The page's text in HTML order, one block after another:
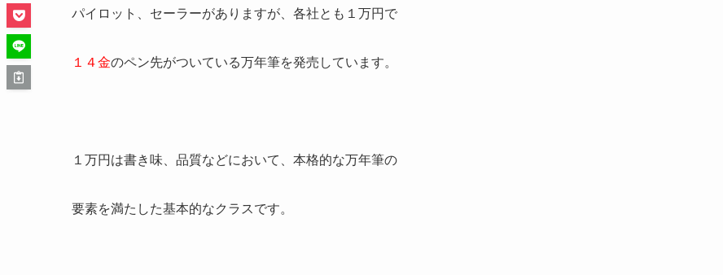
パイロット セーラーがありますが、各社とも１万円で
１４金のペン先がついている万年筆を発売しています。
１万円は書き味、品質などにおいて、本格的な万年筆の
要素を満たした基本的なクラスです。